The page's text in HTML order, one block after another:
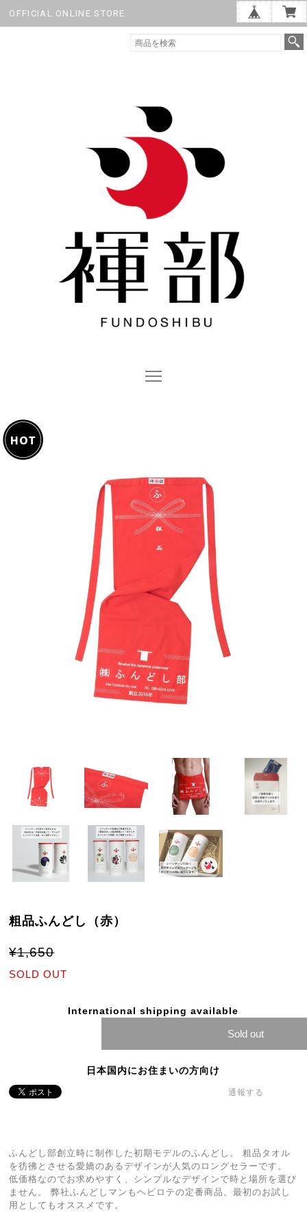
OFFICIAL ONLINE STORE
粗品ふんどし（赤）
¥1,650
SOLD OUT
International shipping available
Sold out
日本国内にお住まいの方向け
通報する
ふんどし部創立時に制作した初期モデルのふんどし。 粗品タオル
を彷彿とさせる愛嬌のあるデザインが人気のロングセラーです。
低価格なのでお求めやすく、シンプルなデザインで時と場所を選び
ません。 弊社ふんどしマンもヘビロテの定番商品。最初のお試し
用としてもオススメです。